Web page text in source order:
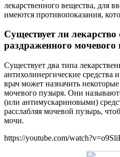
лекарственного вещества, для
имеются противопоказания,
Существует ли
раздраженного мочевого
Существует два типа
антихолинергические средства
врач может назначить
мочевого пузыря. Они
(или антимускариновыми)
расслабляя мочевой пузырь,
мочи.
https://youtube.com/